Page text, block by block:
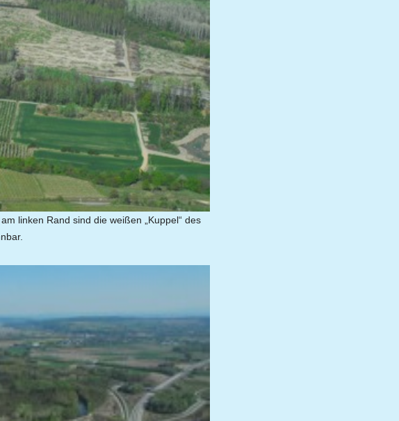
linken Rand sind die weißen „Kuppel“ des